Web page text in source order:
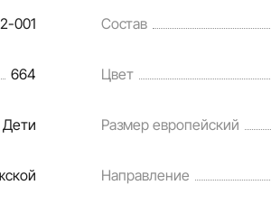
001 Состав
664 Цвет
Дети Размер европейский
Направление